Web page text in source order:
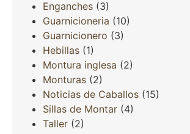
Enganches (3)
Guarnicioneria (10)
Guarnicionero (3)
Hebillas (1)
Montura inglesa (2)
Monturas (2)
Noticias de Caballos (15)
Sillas de Montar (4)
Taller (2)